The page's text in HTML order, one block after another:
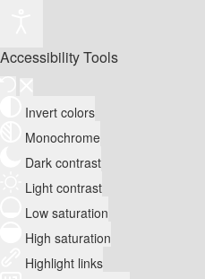
Accessibility Tools
Invert colors
Monochrome
Dark contrast
Light contrast
Low saturation
High saturation
Highlight links